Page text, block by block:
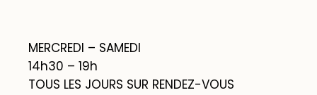
MERCREDI – SAMEDI
14h30 – 19h
TOUS LES JOURS SUR RENDEZ-VOUS